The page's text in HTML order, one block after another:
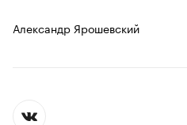
Александр Ярошевский